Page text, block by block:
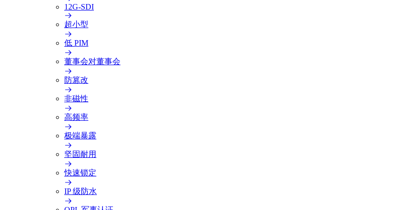
12G-SDI
超小型
低 PIM
董事会对董事会
防篡改
非磁性
高频率
极端暴露
坚固耐用
快速锁定
IP 级防水